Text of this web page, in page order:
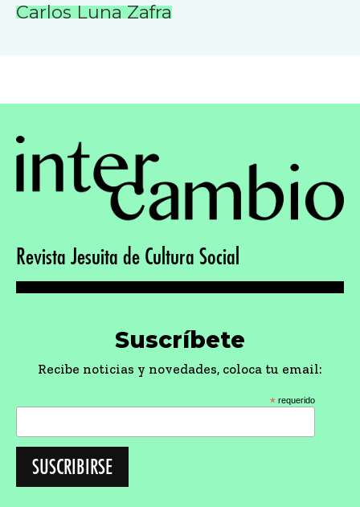
Carlos Luna Zafra
Revista Jesuita de Cultura Social
Suscríbete
Recibe noticias y novedades, coloca tu email:
* requerido